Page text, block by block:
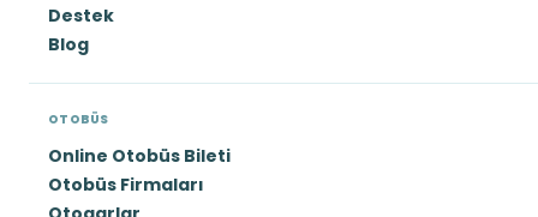
Destek
Blog
OTOBÜS
Online Otobüs Bileti
Otobüs Firmaları